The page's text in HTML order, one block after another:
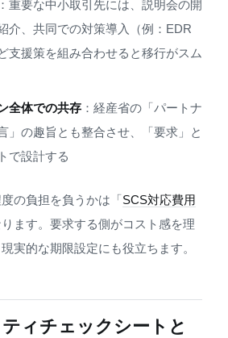
重要な中小取引先には、説明会の開
介、共同での対策導入（例：EDR
支援策を組み合わせると移行がスム
全体での共存 ：経産省の「パートナ
」の趣旨とも整合させ、「要求」と
で設計する
の負担を負うかは「SCS対応費用
ります。要求する側がコスト感を理
実的な期限設定にも役立ちます。
ィチェックシートと